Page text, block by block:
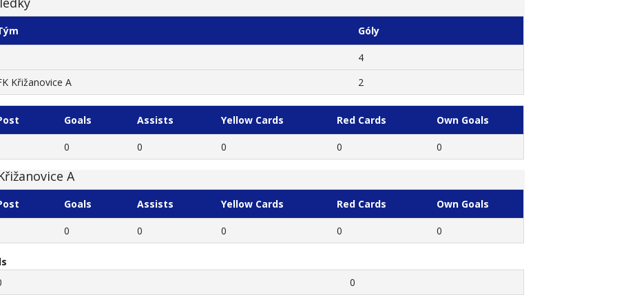
Góly
4
Křižanovice A
2
Goals Assists Yellow Cards Red Cards Own Goals
0 0 0 0 0
A
Goals Assists Yellow Cards Red Cards Own Goals
0 0 0 0 0
0